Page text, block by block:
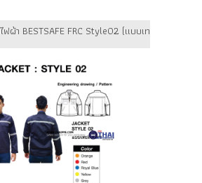
ผ้า BESTSAFE FRC Style02 (แบบเทปเวลโกร) สี